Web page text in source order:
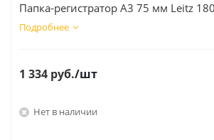
Папка-регистратор А3 75 мм Leitz
Подробнее
1 334 руб./шт
Нет в наличии